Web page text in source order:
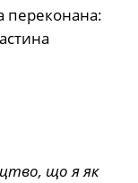
переконана:
що я як